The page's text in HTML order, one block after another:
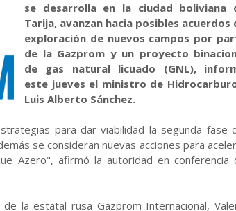
se desarrolla en la ciudad boliviana
Tarija, avanzan hacia posibles acuerdos
exploración de nuevos campos por
de la Gazprom y un proyecto
de gas natural licuado (GNL),
este jueves el ministro de
Luis Alberto Sánchez.
para dar viabilidad la segunda fase
se consideran nuevas acciones para
Azero", afirmó la autoridad en conferencia
la estatal rusa Gazprom Internacional,